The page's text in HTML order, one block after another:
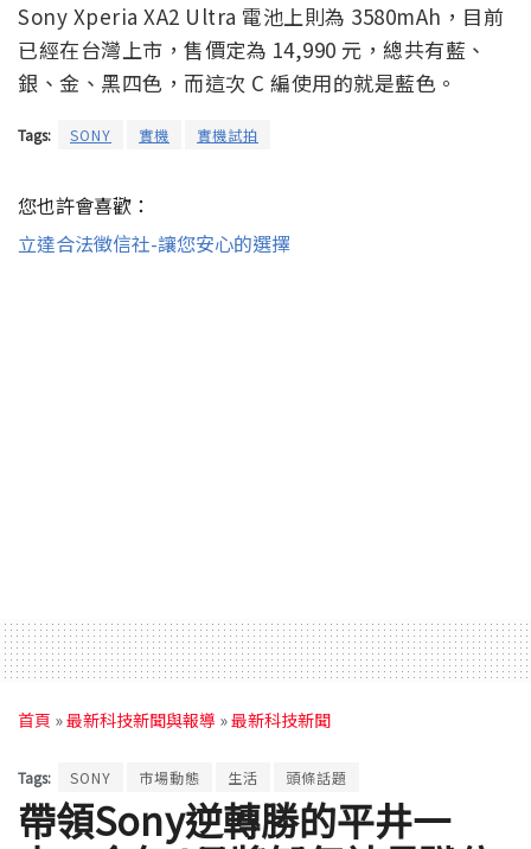
Sony Xperia XA2 Ultra 電池上則為 3580mAh，目前
已經在台灣上市，售價定為 14,990 元，總共有藍、
銀、金、黑四色，而這次 C 編使用的就是藍色。
Tags: SONY 實機 實機試拍
您也許會喜歡：
立達合法徵信社-讓您安心的選擇
首頁 »最新科技新聞與報導 »最新科技新聞
Tags: SONY 市場動態 生活 頭條話題
帶領Sony逆轉勝的平井一